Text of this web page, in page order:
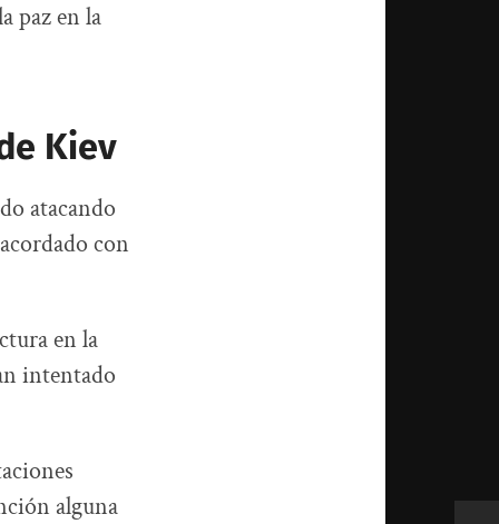
paz en la
Kiev
atacando
con
en la
intentado
alguna